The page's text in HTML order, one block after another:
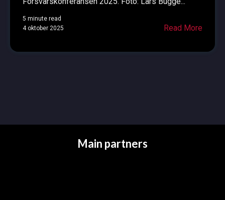
5 minute read
4 oktober 2025
Read More
Main partners